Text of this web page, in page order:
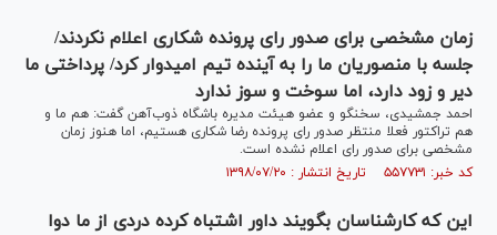
زمان مشخصی برای صدور رای پرونده شکاری اعلام نکردند/
جلسه با منصوریان ما را به آینده تیم امیدوار کرد/ پرداختی‌ ما
دیر و زود دارد، اما سوخت و سوز ندارد
احمد جمشیدی، سخنگو و عضو هیئت مدیره باشگاه ذوب‌آهن گفت: هم ما و
هم تراکتور فعلا منتظر صدور رای پرونده رضا شکاری هستیم، اما هنوز زمان
مشخصی برای صدور رای اعلام نشده است.
کد خبر: ۵۵۷۷۳۱ تاریخ انتشار : ۱۳۹۸/۰۷/۲۰
این که کارشناسان بگویند داور اشتباه کرده دردی از ما دوا